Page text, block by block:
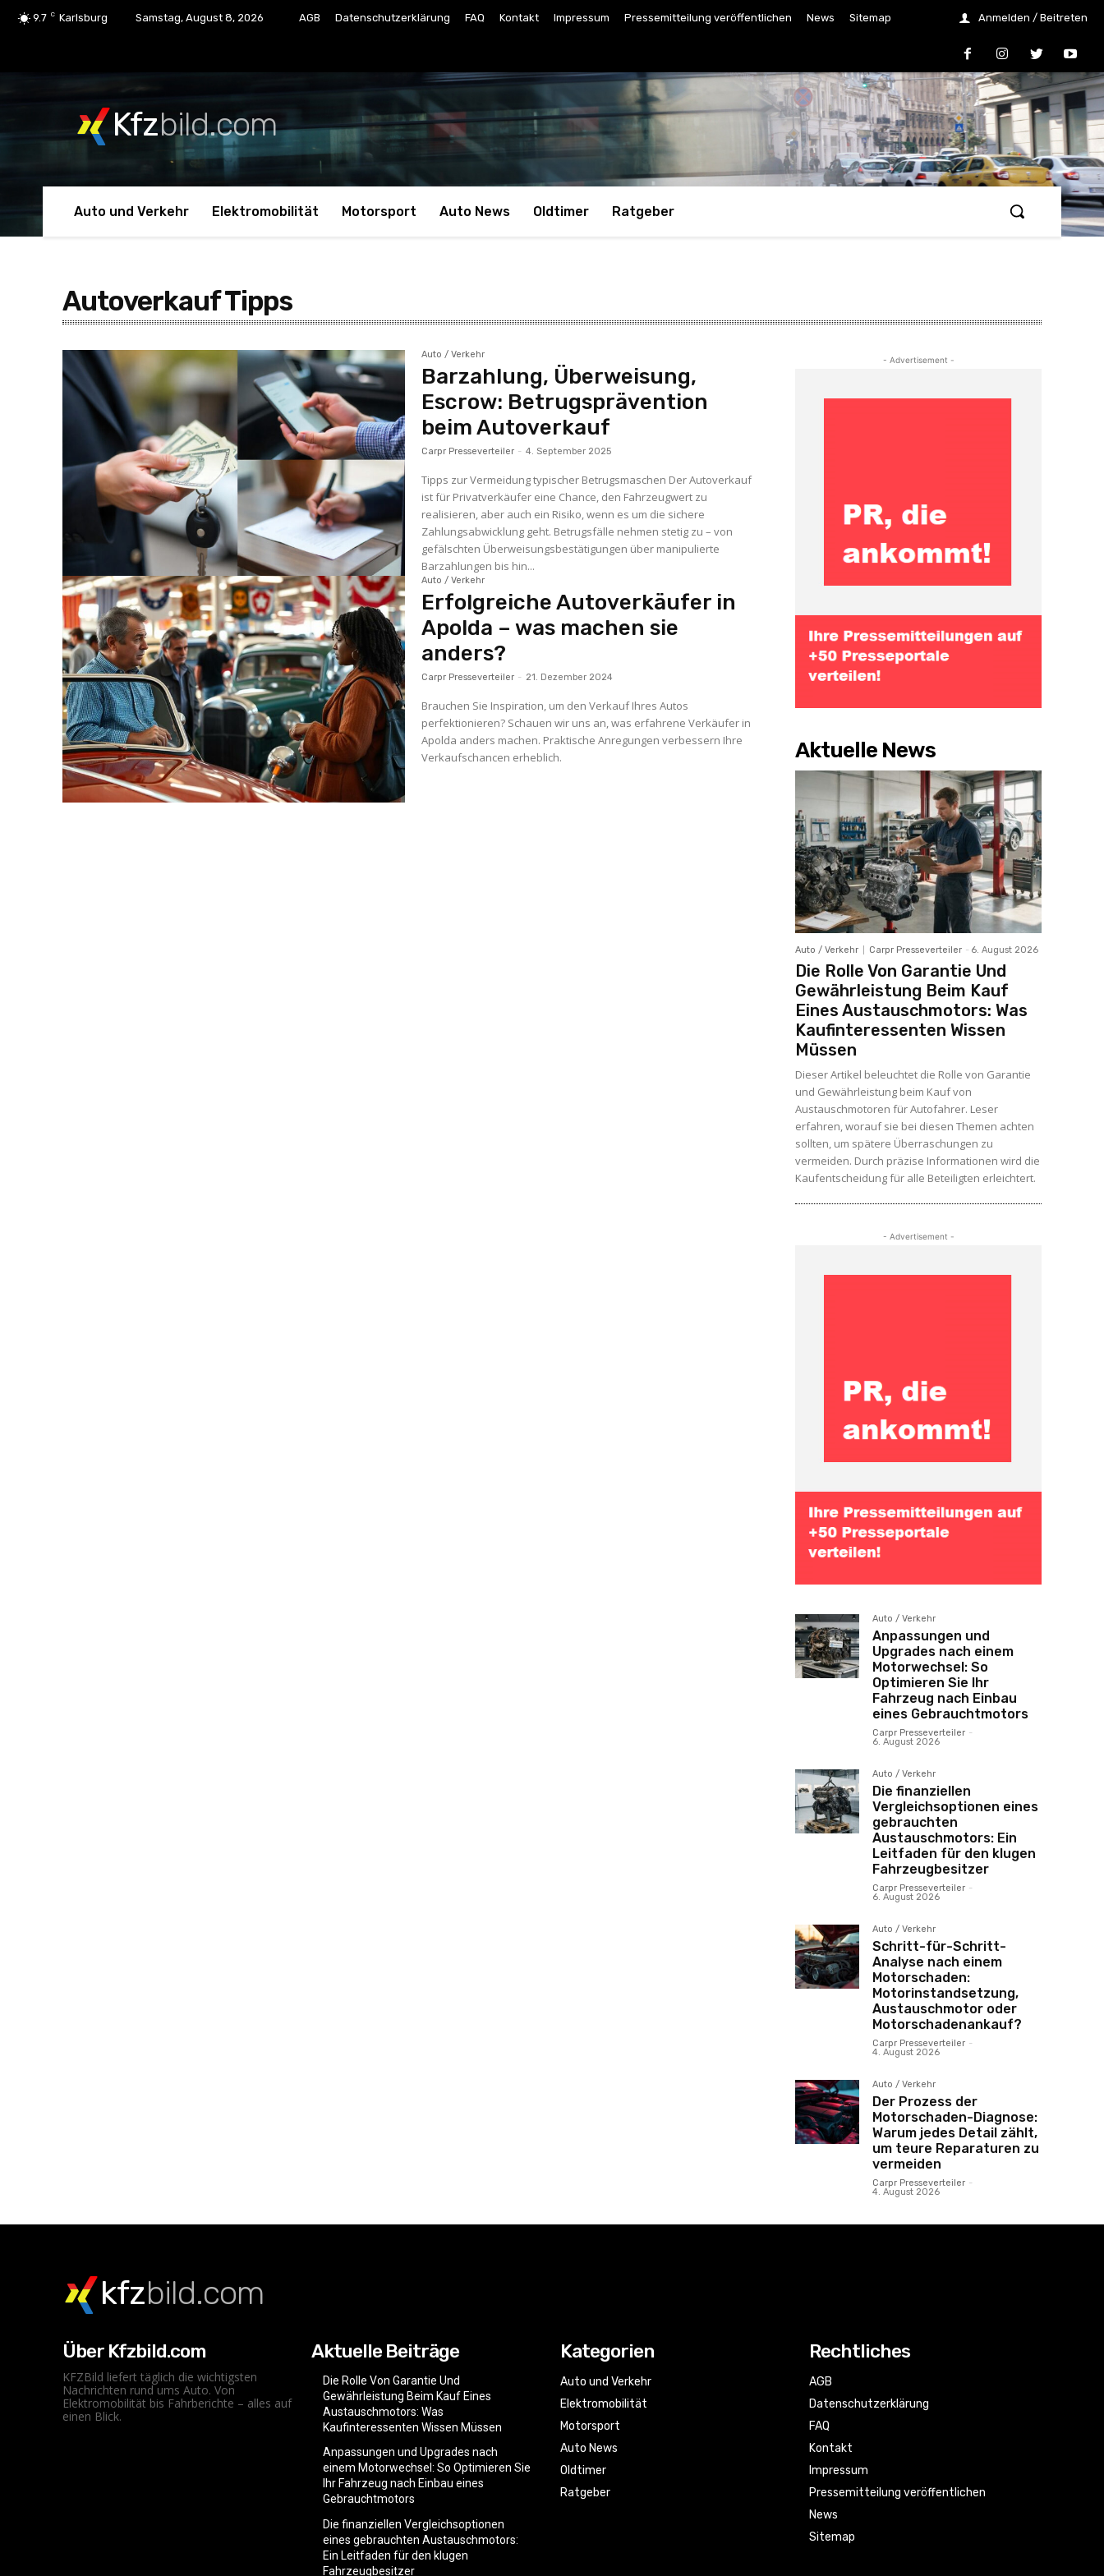
9.7 C Karlsburg Samstag, August 8, 2026 AGB Datenschutzerklärung FAQ Kontakt Impressum Pressemitteilung veröffentlichen News Sitemap Anmelden / Beitreten
Kfzbild.com
Auto und Verkehr Elektromobilität Motorsport Auto News Oldtimer Ratgeber
Autoverkauf Tipps
Auto / Verkehr
Barzahlung, Überweisung,
Escrow: Betrugsprävention
beim Autoverkauf
Carpr Presseverteiler - 4. September 2025
Tipps zur Vermeidung typischer Betrugsmaschen Der Autoverkauf
ist für Privatverkäufer eine Chance, den Fahrzeugwert zu
realisieren, aber auch ein Risiko, wenn es um die sichere
Zahlungsabwicklung geht. Betrugsfälle nehmen stetig zu – von
gefälschten Überweisungsbestätigungen über manipulierte
Barzahlungen bis hin...
Auto / Verkehr
Erfolgreiche Autoverkäufer in
Apolda – was machen sie
anders?
Carpr Presseverteiler - 21. Dezember 2024
Brauchen Sie Inspiration, um den Verkauf Ihres Autos
perfektionieren? Schauen wir uns an, was erfahrene Verkäufer in
Apolda anders machen. Praktische Anregungen verbessern Ihre
Verkaufschancen erheblich.
- Advertisement -
Aktuelle News
Auto / Verkehr Carpr Presseverteiler - 6. August 2026
Die Rolle Von Garantie Und
Gewährleistung Beim Kauf
Eines Austauschmotors: Was
Kaufinteressenten Wissen
Müssen
Dieser Artikel beleuchtet die Rolle von Garantie
und Gewährleistung beim Kauf von
Austauschmotoren für Autofahrer. Leser
erfahren, worauf sie bei diesen Themen achten
sollten, um spätere Überraschungen zu
vermeiden. Durch präzise Informationen wird die
Kaufentscheidung für alle Beteiligten erleichtert.
- Advertisement -
Auto / Verkehr
Anpassungen und
Upgrades nach einem
Motorwechsel: So
Optimieren Sie Ihr
Fahrzeug nach Einbau
eines Gebrauchtmotors
Carpr Presseverteiler -
6. August 2026
Auto / Verkehr
Die finanziellen
Vergleichsoptionen eines
gebrauchten
Austauschmotors: Ein
Leitfaden für den klugen
Fahrzeugbesitzer
Carpr Presseverteiler -
6. August 2026
Auto / Verkehr
Schritt-für-Schritt-
Analyse nach einem
Motorschaden:
Motorinstandsetzung,
Austauschmotor oder
Motorschadenankauf?
Carpr Presseverteiler -
4. August 2026
Auto / Verkehr
Der Prozess der
Motorschaden-Diagnose:
Warum jedes Detail zählt,
um teure Reparaturen zu
vermeiden
Carpr Presseverteiler -
4. August 2026
kfzbild.com
Über Kfzbild.com
KFZBild liefert täglich die wichtigsten
Nachrichten rund ums Auto. Von
Elektromobilität bis Fahrberichte – alles auf
einen Blick.
Aktuelle Beiträge
Die Rolle Von Garantie Und
Gewährleistung Beim Kauf Eines
Austauschmotors: Was
Kaufinteressenten Wissen Müssen
Anpassungen und Upgrades nach
einem Motorwechsel: So Optimieren Sie
Ihr Fahrzeug nach Einbau eines
Gebrauchtmotors
Die finanziellen Vergleichsoptionen
eines gebrauchten Austauschmotors:
Ein Leitfaden für den klugen
Fahrzeugbesitzer
Kategorien
Auto und Verkehr
Elektromobilität
Motorsport
Auto News
Oldtimer
Ratgeber
Rechtliches
AGB
Datenschutzerklärung
FAQ
Kontakt
Impressum
Pressemitteilung veröffentlichen
News
Sitemap